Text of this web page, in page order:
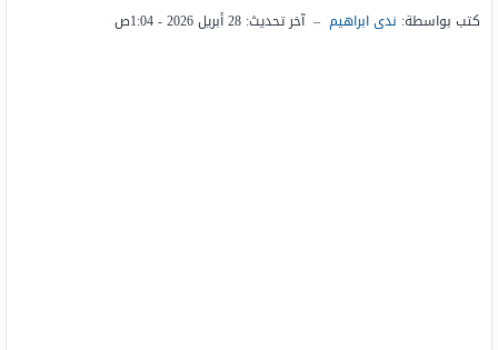
كتب بواسطة: ندى ابراهيم – آخر تحديث: 28 أبريل 2026 - 1:04ص